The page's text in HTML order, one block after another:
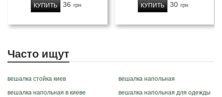
36 грн
КУПИТЬ 30 грн
КУПИТЬ
Часто ищут
вешалка стойка киев
вешалка напольная
вешалка напольная в киеве
вешалка напольная для одежды